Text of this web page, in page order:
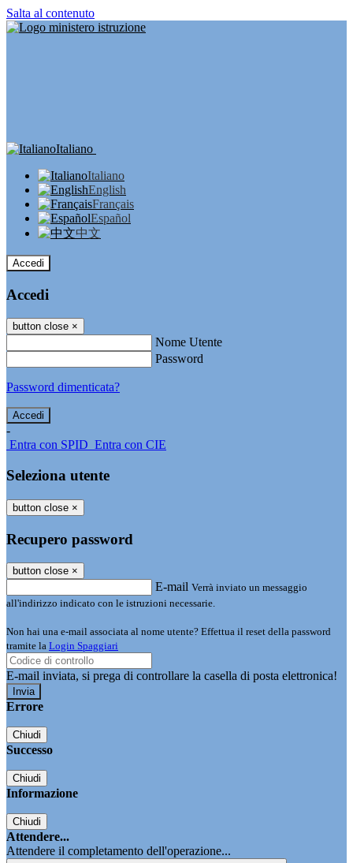
Salta al contenuto
Italiano
Italiano
English
Français
Español
中文
Accedi
Accedi
button close ×
Nome Utente
Password
Password dimenticata?
-
Entra con SPID Entra con CIE
Seleziona utente
button close ×
Recupero password
button close ×
E-mail Verrà inviato un messaggio
all'indirizzo indicato con le istruzioni necessarie.
Non hai una e-mail associata al nome utente? Effettua il reset della password
tramite la Login Spaggiari
E-mail inviata, si prega di controllare la casella di posta elettronica!
Errore
Chiudi
Successo
Chiudi
Informazione
Chiudi
Attendere...
Attendere il completamento dell'operazione...